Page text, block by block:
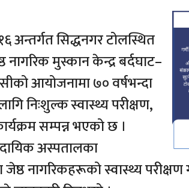
अन्तर्गत सिद्धनगर टोलस्थित
नागरिक मुस्कान केन्द्र बर्दघाट–
आयोजनामा ७० वर्षभन्दा
निःशुल्क स्वास्थ्य परीक्षण,
सम्पन्न भएको छ ।
अस्पतालका
नागरिकहरूको स्वास्थ्य